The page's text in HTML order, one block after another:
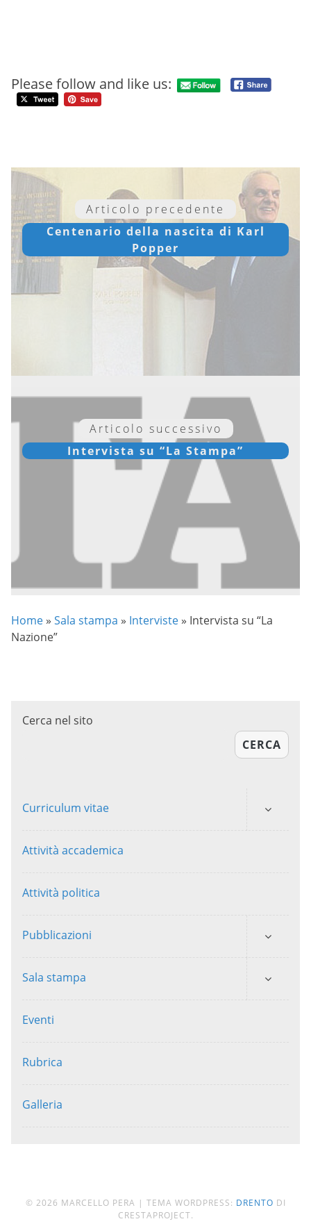
Please follow and like us:
Articolo precedente
Centenario della nascita di Karl
Popper
Articolo successivo
Intervista su “La Stampa”
Home » Sala stampa » Interviste » Intervista su “La
Nazione”
Cerca nel sito
CERCA
Curriculum vitae
Attività accademica
Attività politica
Pubblicazioni
Sala stampa
Eventi
Rubrica
Galleria
© 2026 MARCELLO PERA | TEMA WORDPRESS: DRENTO DI
CRESTAPROJECT.